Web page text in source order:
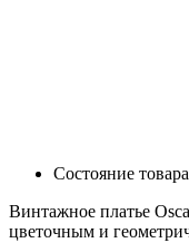
Состояние
Винтажное платье
цветочным и